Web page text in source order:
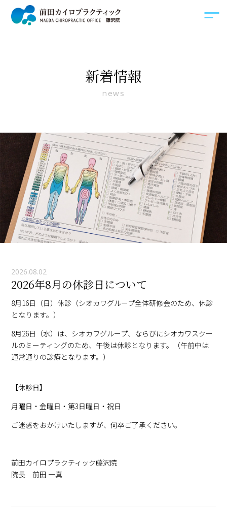
新着情報
news
2026.08.02
2026年8月の休診日について
8月16日（日）休診（シオカワグループ全体研修会のため、休診
となります。）
8月26日（水）は、シオカワグループ、ならびにシオカワスクー
ルのミーティングのため、午後は休診となります。（午前中は
通常通りの診療となります。）
【休診日】
月曜日・金曜日・第3日曜日・祝日
ご迷惑をおかけいたしますが、何卒ご了承ください。
前田カイロプラクティック藤沢院
院長 前田 一真